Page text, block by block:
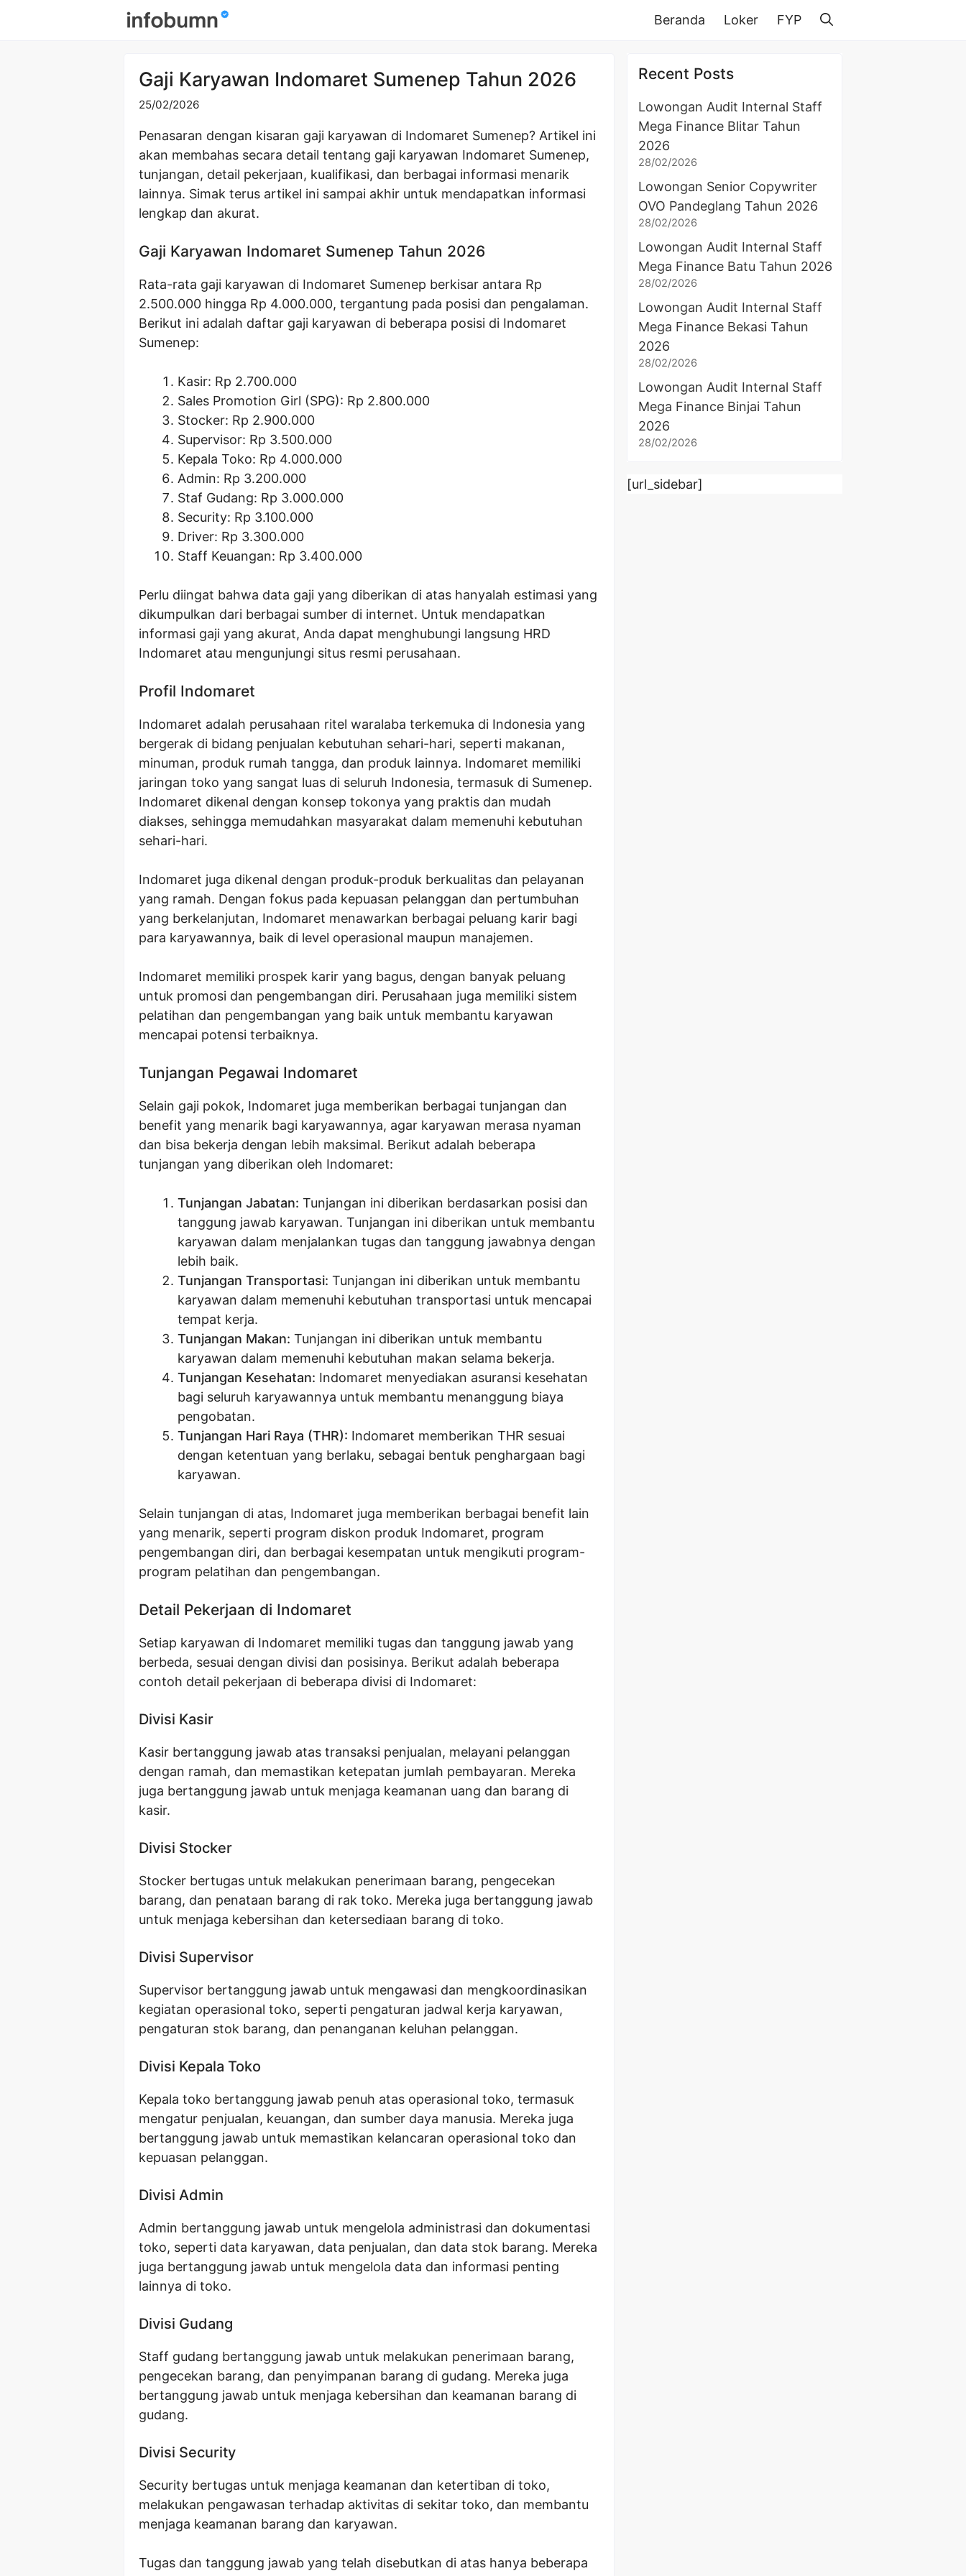
Beranda Loker FYP
Gaji Karyawan Indomaret Sumenep Tahun 2026
25/02/2026
Penasaran dengan kisaran gaji karyawan di Indomaret Sumenep? Artikel ini
akan membahas secara detail tentang gaji karyawan Indomaret Sumenep,
tunjangan, detail pekerjaan, kualifikasi, dan berbagai informasi menarik
lainnya. Simak terus artikel ini sampai akhir untuk mendapatkan informasi
lengkap dan akurat.
Gaji Karyawan Indomaret Sumenep Tahun 2026
Rata-rata gaji karyawan di Indomaret Sumenep berkisar antara Rp
2.500.000 hingga Rp 4.000.000, tergantung pada posisi dan pengalaman.
Berikut ini adalah daftar gaji karyawan di beberapa posisi di Indomaret
Sumenep:
Kasir: Rp 2.700.000
Sales Promotion Girl (SPG): Rp 2.800.000
Stocker: Rp 2.900.000
Supervisor: Rp 3.500.000
Kepala Toko: Rp 4.000.000
Admin: Rp 3.200.000
Staf Gudang: Rp 3.000.000
Security: Rp 3.100.000
Driver: Rp 3.300.000
Staff Keuangan: Rp 3.400.000
Perlu diingat bahwa data gaji yang diberikan di atas hanyalah estimasi yang
dikumpulkan dari berbagai sumber di internet. Untuk mendapatkan
informasi gaji yang akurat, Anda dapat menghubungi langsung HRD
Indomaret atau mengunjungi situs resmi perusahaan.
Profil Indomaret
Indomaret adalah perusahaan ritel waralaba terkemuka di Indonesia yang
bergerak di bidang penjualan kebutuhan sehari-hari, seperti makanan,
minuman, produk rumah tangga, dan produk lainnya. Indomaret memiliki
jaringan toko yang sangat luas di seluruh Indonesia, termasuk di Sumenep.
Indomaret dikenal dengan konsep tokonya yang praktis dan mudah
diakses, sehingga memudahkan masyarakat dalam memenuhi kebutuhan
sehari-hari.
Indomaret juga dikenal dengan produk-produk berkualitas dan pelayanan
yang ramah. Dengan fokus pada kepuasan pelanggan dan pertumbuhan
yang berkelanjutan, Indomaret menawarkan berbagai peluang karir bagi
para karyawannya, baik di level operasional maupun manajemen.
Indomaret memiliki prospek karir yang bagus, dengan banyak peluang
untuk promosi dan pengembangan diri. Perusahaan juga memiliki sistem
pelatihan dan pengembangan yang baik untuk membantu karyawan
mencapai potensi terbaiknya.
Tunjangan Pegawai Indomaret
Selain gaji pokok, Indomaret juga memberikan berbagai tunjangan dan
benefit yang menarik bagi karyawannya, agar karyawan merasa nyaman
dan bisa bekerja dengan lebih maksimal. Berikut adalah beberapa
tunjangan yang diberikan oleh Indomaret:
Tunjangan Jabatan: Tunjangan ini diberikan berdasarkan posisi dan
tanggung jawab karyawan. Tunjangan ini diberikan untuk membantu
karyawan dalam menjalankan tugas dan tanggung jawabnya dengan
lebih baik.
Tunjangan Transportasi: Tunjangan ini diberikan untuk membantu
karyawan dalam memenuhi kebutuhan transportasi untuk mencapai
tempat kerja.
Tunjangan Makan: Tunjangan ini diberikan untuk membantu
karyawan dalam memenuhi kebutuhan makan selama bekerja.
Tunjangan Kesehatan: Indomaret menyediakan asuransi kesehatan
bagi seluruh karyawannya untuk membantu menanggung biaya
pengobatan.
Tunjangan Hari Raya (THR): Indomaret memberikan THR sesuai
dengan ketentuan yang berlaku, sebagai bentuk penghargaan bagi
karyawan.
Selain tunjangan di atas, Indomaret juga memberikan berbagai benefit lain
yang menarik, seperti program diskon produk Indomaret, program
pengembangan diri, dan berbagai kesempatan untuk mengikuti program-
program pelatihan dan pengembangan.
Detail Pekerjaan di Indomaret
Setiap karyawan di Indomaret memiliki tugas dan tanggung jawab yang
berbeda, sesuai dengan divisi dan posisinya. Berikut adalah beberapa
contoh detail pekerjaan di beberapa divisi di Indomaret:
Divisi Kasir
Kasir bertanggung jawab atas transaksi penjualan, melayani pelanggan
dengan ramah, dan memastikan ketepatan jumlah pembayaran. Mereka
juga bertanggung jawab untuk menjaga keamanan uang dan barang di
kasir.
Divisi Stocker
Stocker bertugas untuk melakukan penerimaan barang, pengecekan
barang, dan penataan barang di rak toko. Mereka juga bertanggung jawab
untuk menjaga kebersihan dan ketersediaan barang di toko.
Divisi Supervisor
Supervisor bertanggung jawab untuk mengawasi dan mengkoordinasikan
kegiatan operasional toko, seperti pengaturan jadwal kerja karyawan,
pengaturan stok barang, dan penanganan keluhan pelanggan.
Divisi Kepala Toko
Kepala toko bertanggung jawab penuh atas operasional toko, termasuk
mengatur penjualan, keuangan, dan sumber daya manusia. Mereka juga
bertanggung jawab untuk memastikan kelancaran operasional toko dan
kepuasan pelanggan.
Divisi Admin
Admin bertanggung jawab untuk mengelola administrasi dan dokumentasi
toko, seperti data karyawan, data penjualan, dan data stok barang. Mereka
juga bertanggung jawab untuk mengelola data dan informasi penting
lainnya di toko.
Divisi Gudang
Staff gudang bertanggung jawab untuk melakukan penerimaan barang,
pengecekan barang, dan penyimpanan barang di gudang. Mereka juga
bertanggung jawab untuk menjaga kebersihan dan keamanan barang di
gudang.
Divisi Security
Security bertugas untuk menjaga keamanan dan ketertiban di toko,
melakukan pengawasan terhadap aktivitas di sekitar toko, dan membantu
menjaga keamanan barang dan karyawan.
Tugas dan tanggung jawab yang telah disebutkan di atas hanya beberapa
Recent Posts
Lowongan Audit Internal Staff
Mega Finance Blitar Tahun
2026
28/02/2026
Lowongan Senior Copywriter
OVO Pandeglang Tahun 2026
28/02/2026
Lowongan Audit Internal Staff
Mega Finance Batu Tahun 2026
28/02/2026
Lowongan Audit Internal Staff
Mega Finance Bekasi Tahun
2026
28/02/2026
Lowongan Audit Internal Staff
Mega Finance Binjai Tahun
2026
28/02/2026
[url_sidebar]